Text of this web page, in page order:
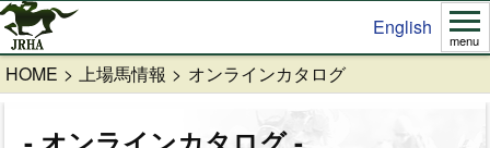
English
menu
HOME 上場馬情報 オンラインカタログ